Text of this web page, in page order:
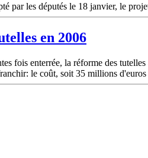
par les députés le 18 janvier, le
en 2006
fois enterrée, la réforme des
le coût, soit 35 millions